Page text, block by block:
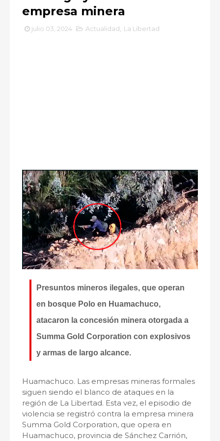
empresa minera
julio 03, 2024 Actualidad La Libertad
Presuntos mineros ilegales, que operan
en bosque Polo en Huamachuco,
atacaron la concesión minera otorgada a
Summa Gold Corporation con explosivos
y armas de largo alcance.
Huamachuco. Las empresas mineras formales
siguen siendo el blanco de ataques en la
región de La Libertad. Esta vez, el episodio de
violencia se registró contra la empresa minera
Summa Gold Corporation, que opera en
Huamachuco, provincia de Sánchez Carrión,